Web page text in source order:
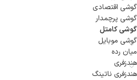
گوشی اقتصادی
گوشی پرچمدار
گوشی کامتل
گوشی موبایل
میان رده
هندزفری
هندزفری ناتینگ